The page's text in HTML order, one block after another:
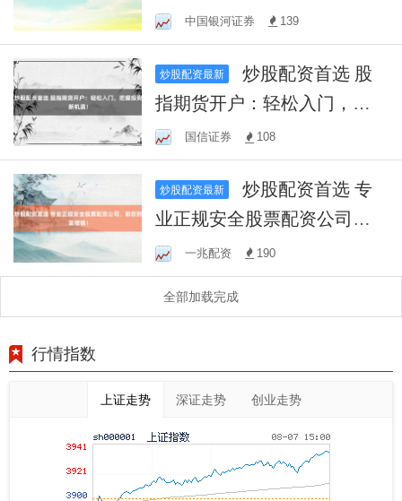
大收益！
中国银河证券 139
炒股配资最新
炒股配资首选 股
指期货开户：轻松入门，把
握投资新机遇！
国信证券 108
炒股配资最新
炒股配资首选 专
业正规安全股票配资公司，
助您财富增值！
一兆配资 190
全部加载完成
行情指数
上证走势 深证走势 创业走势